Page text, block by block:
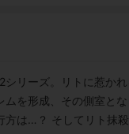
リーズ。リトに惹か
を形成、その側室と
は…？ そしてリト抹